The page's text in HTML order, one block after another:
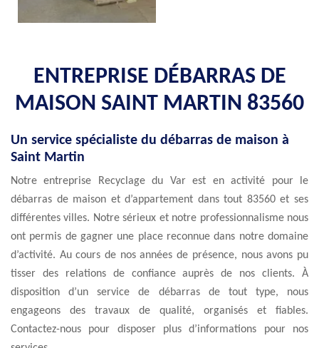
ENTREPRISE DÉBARRAS DE
MAISON SAINT MARTIN 83560
Un service spécialiste du débarras de maison à
Saint Martin
Notre entreprise Recyclage du Var est en activité pour le
débarras de maison et d’appartement dans tout 83560 et ses
différentes villes. Notre sérieux et notre professionnalisme nous
ont permis de gagner une place reconnue dans notre domaine
d’activité. Au cours de nos années de présence, nous avons pu
tisser des relations de confiance auprès de nos clients. À
disposition d’un service de débarras de tout type, nous
engageons des travaux de qualité, organisés et fiables.
Contactez-nous pour disposer plus d’informations pour nos